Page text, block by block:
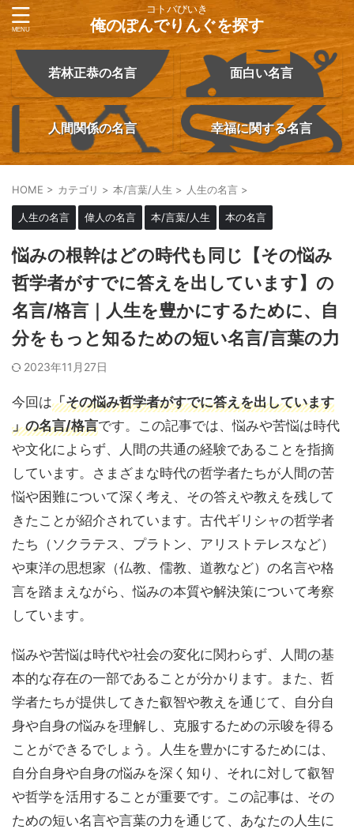
コトバびいき
俺のぽんでりんぐを探す
若林正恭の名言 面白い名言
人間関係の名言 幸福に関する名言
HOME > カテゴリ > 本/言葉/人生 > 人生の名言 >
人生の名言 偉人の名言 本/言葉/人生 本の名言
悩みの根幹はどの時代も同じ【その悩み
哲学者がすでに答えを出しています】の
名言/格言｜人生を豊かにするために、自
分をもっと知るための短い名言/言葉の力
2023年11月27日
今回は「その悩み哲学者がすでに答えを出しています
」の名言/格言です。この記事では、悩みや苦悩は時代
や文化によらず、人間の共通の経験であることを指摘
しています。さまざまな時代の哲学者たちが人間の苦
悩や困難について深く考え、その答えや教えを残して
きたことが紹介されています。古代ギリシャの哲学者
たち（ソクラテス、プラトン、アリストテレスなど）
や東洋の思想家（仏教、儒教、道教など）の名言や格
言を踏まえながら、悩みの本質や解決策について考察
しています。
悩みや苦悩は時代や社会の変化に関わらず、人間の基
本的な存在の一部であることが分かります。また、哲
学者たちが提供してきた叡智や教えを通じて、自分自
身や自身の悩みを理解し、克服するための示唆を得る
ことができるでしょう。人生を豊かにするためには、
自分自身や自身の悩みを深く知り、それに対して叡智
や哲学を活用することが重要です。この記事は、その
ための短い名言や言葉の力を通じて、あなたの人生に